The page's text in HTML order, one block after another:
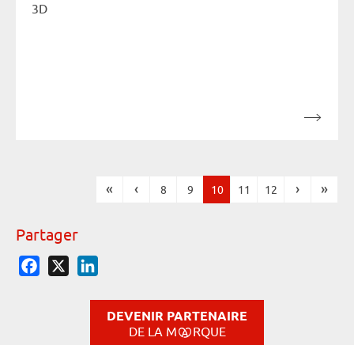
3D
« ‹ 8 9 10 11 12 › »
Partager
Facebook
DEVENIR PARTENAIRE
DE LA M RQUE